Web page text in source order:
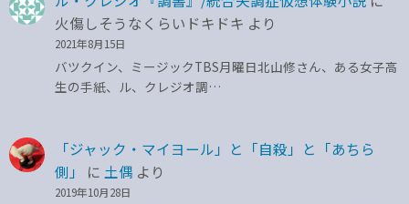
火傷しそうなくらいドキドキ より
2021年8月15日
バツクイン、ミージックTBS月曜日北山修さん、ある女子高
生の手紙、ル、クレジオ調…
「ジャック・マイヨール」と「自殺」と「あちら
側」
に 土偶 より
2019年10月28日